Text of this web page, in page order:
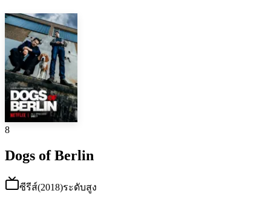
8
Dogs of Berlin
ซีรีส์(2018)ระดับสูง